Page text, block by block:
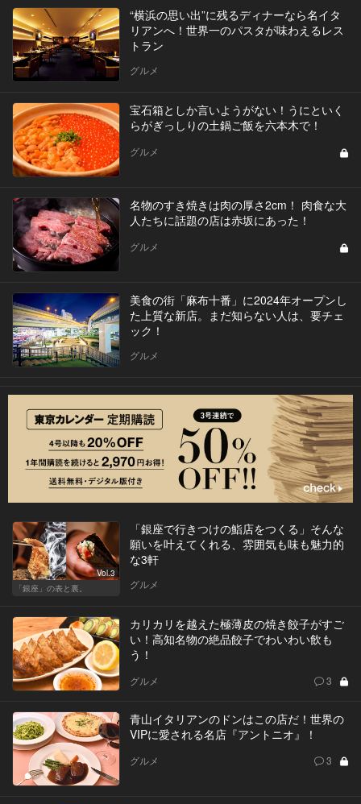
“横浜の思い出”に残るディナーなら名イタ
リアンへ！世界一のパスタが味わえるレス
トラン
グルメ
宝石箱としか言いようがない！うにといく
らがぎっしりの土鍋ご飯を六本木で！
グルメ
名物のすき焼きは肉の厚さ2cm！ 肉食な大
人たちに話題の店は赤坂にあった！
グルメ
美食の街「麻布十番」に2024年オープンし
た上質な新店。まだ知らない人は、要チェ
ック！
グルメ
Vol.3
「銀座」の表と裏。
「銀座で行きつけの鮨店をつくる」そんな
願いを叶えてくれる、雰囲気も味も魅力的
な3軒
グルメ
カリカリを越えた極薄皮の焼き餃子がすご
い！高知名物の絶品餃子でわいわい飲も
う！
グルメ 3
青山イタリアンのドンはこの店だ！世界の
VIPに愛される名店『アントニオ』！
グルメ 3